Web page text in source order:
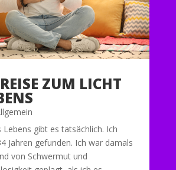
ZUM LICHT
Lebens gibt es tatsächlich. Ich
Jahren gefunden. Ich war damals
von Schwermut und